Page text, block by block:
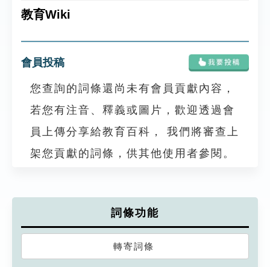
教育Wiki
會員投稿
您查詢的詞條還尚未有會員貢獻內容，
若您有注音、釋義或圖片，歡迎透過會
員上傳分享給教育百科， 我們將審查上
架您貢獻的詞條，供其他使用者參閱。
詞條功能
轉寄詞條